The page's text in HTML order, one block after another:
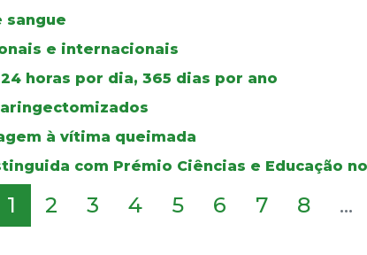
sangue
e internacionais
horas por dia, 365 dias por ano
à vítima queimada
com Prémio Ciências e Educação
1 2 3 4 5 6 7 8 ...